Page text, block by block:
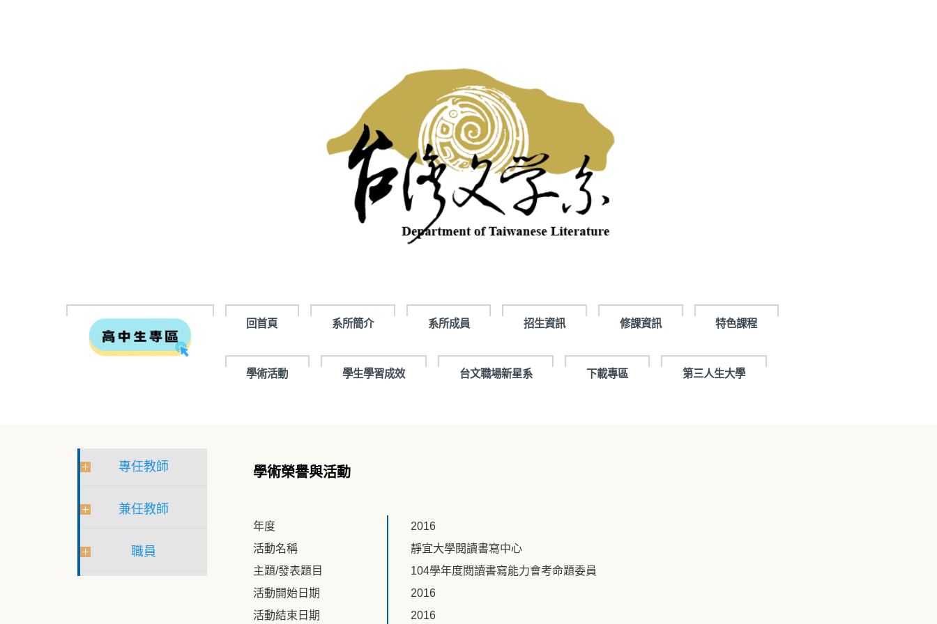
回首頁 系所簡介 系所成員 招生資訊 修課資訊 特色課程
學術活動 學生學習成效 台文職場新星系 下載專區 第三人生大學
專任教師
兼任教師
職員
學術榮譽與活動
年度
2016
活動名稱
靜宜大學閱讀書寫中心
主題/發表題目
104學年度閱讀書寫能力會考命題委員
活動開始日期
2016
活動結束日期
2016